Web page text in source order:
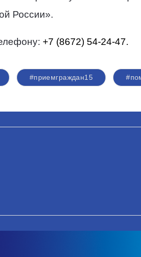
России».
+7 (8672) 54-24-47.
#приемграждан15